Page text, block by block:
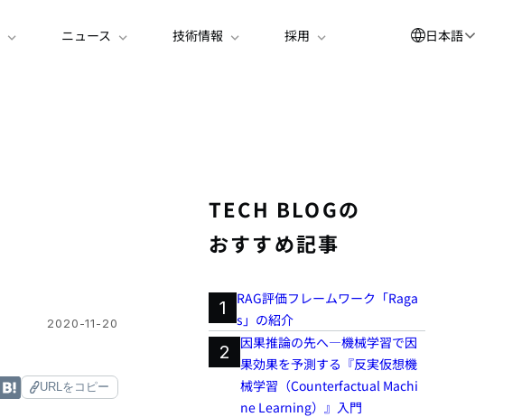
ニュース 技術情報 採用 日本語
Português
2020-11-20
URLをコピー
TECH BLOGの
おすすめ記事
1
RAG評価フレームワーク「Raga
s」の紹介
2
因果推論の先へ―機械学習で因
果効果を予測する『反実仮想機
械学習（Counterfactual Machi
ne Learning）』入門